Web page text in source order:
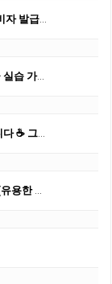
⭐[해외거주자 필독] 한국 입국 없이 한국어교원 2급 실습 가능한 마지막 반입니다